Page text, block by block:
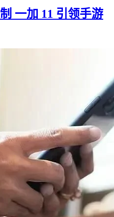
一加 11 引领手游